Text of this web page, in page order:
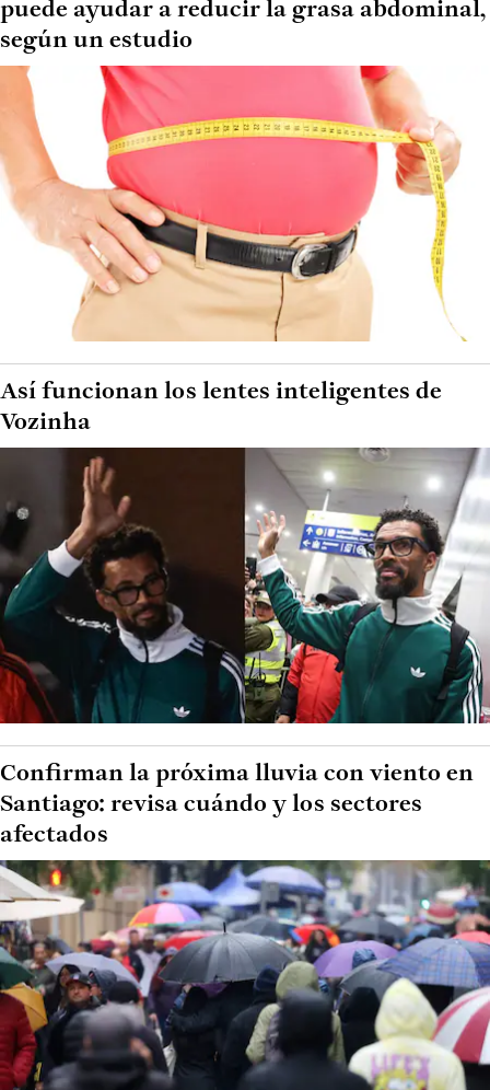
puede ayudar a reducir la grasa abdominal,
según un estudio
Así funcionan los lentes inteligentes de
Vozinha
Confirman la próxima lluvia con viento en
Santiago: revisa cuándo y los sectores
afectados